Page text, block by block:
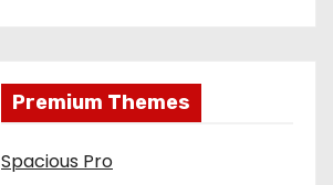
Premium Themes
Spacious Pro